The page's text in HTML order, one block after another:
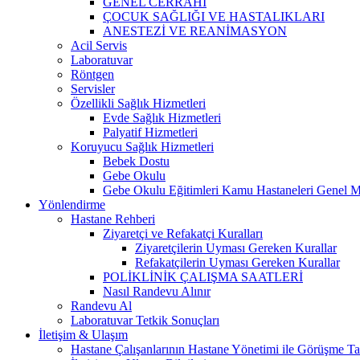
ÇOCUK SAĞLIĞI VE HASTALIKLARI
ANESTEZİ VE REANİMASYON
Acil Servis
Laboratuvar
Röntgen
Servisler
Özellikli Sağlık Hizmetleri
Evde Sağlık Hizmetleri
Palyatif Hizmetleri
Koruyucu Sağlık Hizmetleri
Bebek Dostu
Gebe Okulu
Gebe Okulu Eğitimleri Kamu Hastaneleri Genel
Yönlendirme
Hastane Rehberi
Ziyaretçi ve Refakatçi Kuralları
Ziyaretçilerin Uyması Gereken Kurallar
Refakatçilerin Uyması Gereken Kurallar
POLİKLİNİK ÇALIŞMA SAATLERİ
Nasıl Randevu Alınır
Randevu Al
Laboratuvar Tetkik Sonuçları
İletişim & Ulaşım
Hastane Çalışanlarının Hastane Yönetimi ile Görüşme